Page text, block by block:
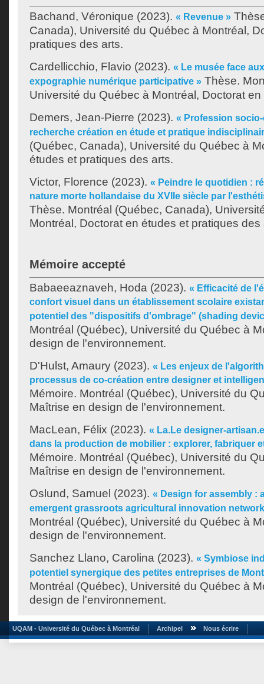
Bachand, Véronique (2023). « Revenue »
Canada), Université du Québec à Montréal,
pratiques des arts.
Cardellicchio, Flavio (2023). « Le musée face
expographie numérique participative » Thèse.
Université du Québec à Montréal, Doctorat
Demers, Jean-Pierre (2023). « Profession
recherche création en étude et pratique
(Québec, Canada), Université du Québec à
études et pratiques des arts.
Victor, Florence (2023). « Peindre le quotidien :
nature morte hollandaise du XVIIe siècle par
Thèse. Montréal (Québec, Canada),
Montréal, Doctorat en études et pratiques des
Mémoire accepté
Babaeeaznaveh, Hoda (2023). « Efficacité de
confort visuel dans un établissement scolaire
potentiel des "dispositifs d'ombrage" (shading
Montréal (Québec), Université du Québec à
design de l'environnement.
D'Hulst, Amaury (2023). « Les enjeux de
processus de co-création entre designer et
Mémoire. Montréal (Québec), Université du
Maîtrise en design de l'environnement.
MacLean, Félix (2023). « La.Le designer-
dans la production de mobilier : explorer, fabriquer
Mémoire. Montréal (Québec), Université du
Maîtrise en design de l'environnement.
Oslund, Samuel (2023). « Design for assembly :
emergent grassroots agricultural innovation
Montréal (Québec), Université du Québec à
design de l'environnement.
Sanchez Llano, Carolina (2023). « Symbiose
potentiel synergique des petites entreprises de
Montréal (Québec), Université du Québec à
design de l'environnement.
UQAM - Université du Québec à Montréal Archipel Nous écrire